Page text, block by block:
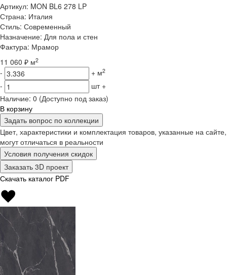
Артикул: MON BL6 278 LP
Страна: Италия
Стиль: Современный
Назначение: Для пола и стен
Фактура: Мрамор
11 060 ₽ м2
- + м2
- шт +
Наличие: 0 (Доступно под заказ)
В корзину
Задать вопрос по коллекции
Цвет, характеристики и комплектация товаров, указанные на сайте,
могут отличаться в реальности
Условия получения скидок
Заказать 3D проект
Скачать каталог PDF